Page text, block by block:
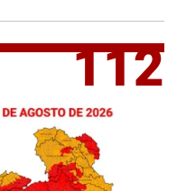
112